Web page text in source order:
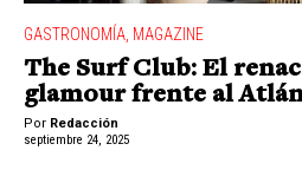
GASTRONOMÍA MAGAZINE
The Surf Club: El
glamour frente al
Por Redacción
septiembre 24, 2025